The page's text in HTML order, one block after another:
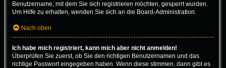
Benutzername, mit dem Sie sich registrieren möchten, gesperrt wurden.
Um Hilfe zu erhalten, wenden Sie sich an die Board-Administration.
Nach oben
Ich habe mich registriert, kann mich aber nicht anmelden!
Überprüfen Sie zuerst, ob Sie den richtigen Benutzernamen und das
richtige Passwort eingegeben haben. Wenn diese stimmen, dann gibt es